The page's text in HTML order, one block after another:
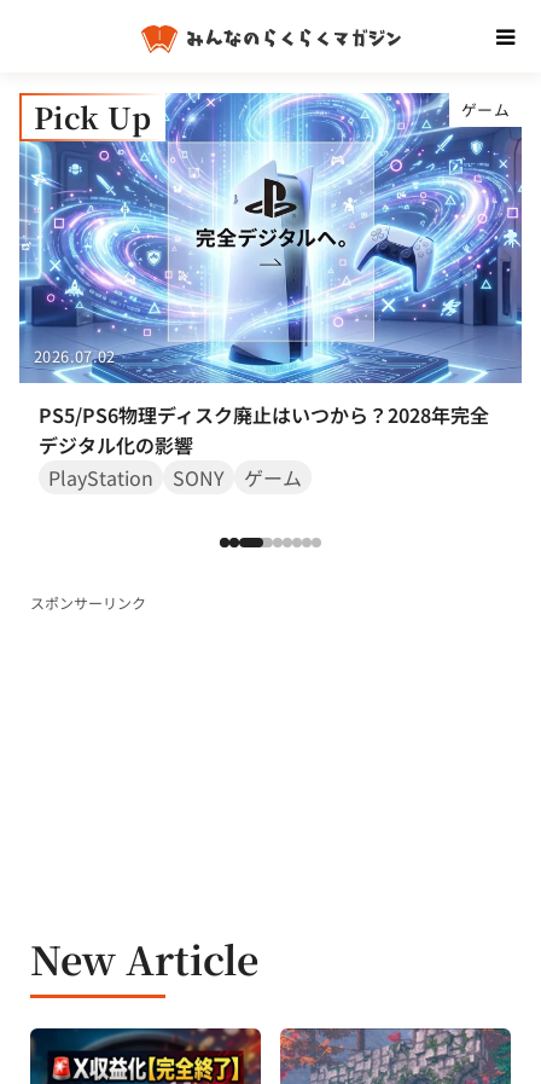
Pick Up
2026.07.02
PS5/PS6物理ディスク廃止はいつから？2028年完全
デジタル化の影響
PlayStation
SONY ゲーム
ゲーム
スポンサーリンク
New Article